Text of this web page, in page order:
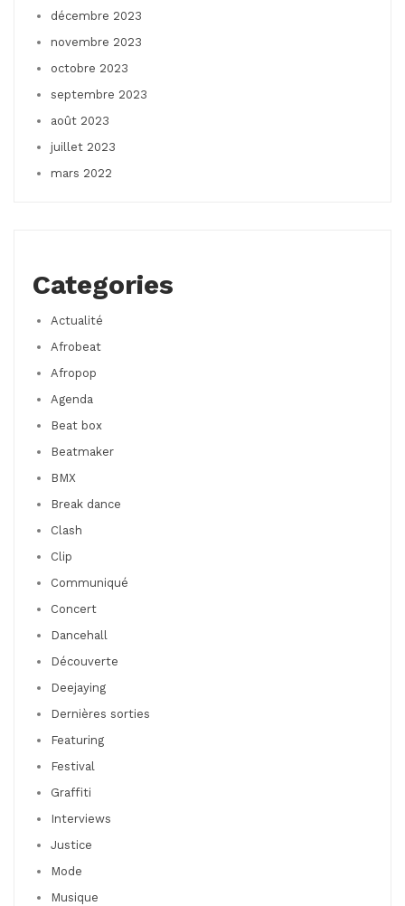
décembre 2023
novembre 2023
octobre 2023
septembre 2023
août 2023
juillet 2023
mars 2022
Categories
Actualité
Afrobeat
Afropop
Agenda
Beat box
Beatmaker
BMX
Break dance
Clash
Clip
Communiqué
Concert
Dancehall
Découverte
Deejaying
Dernières sorties
Featuring
Festival
Graffiti
Interviews
Justice
Mode
Musique